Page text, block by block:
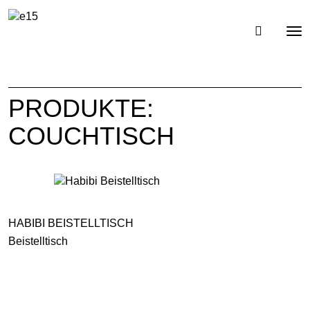
PRODUKTE:
COUCHTISCH
HABIBI BEISTELLTISCH
Beistelltisch